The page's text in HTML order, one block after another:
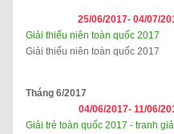
25/06/2017- 04/07/
Giải thiếu niên toàn quốc 2017
Giải thiếu niên toàn quốc 2017
Tháng 6/2017
04/06/2017- 11/06/
Giải trẻ toàn quốc 2017 - tranh